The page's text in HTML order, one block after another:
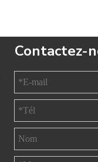
Contactez-